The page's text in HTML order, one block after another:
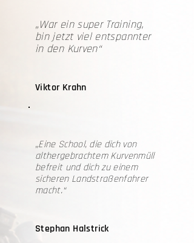
„War ein super Training,
bin jetzt viel entspannter
in den Kurven“
Viktor Krahn
„Eine School, die dich von
althergebrachtem Kurvenmüll
befreit und dich zu einem
sicheren Landstraßenfahrer
macht.“
Stephan Halstrick